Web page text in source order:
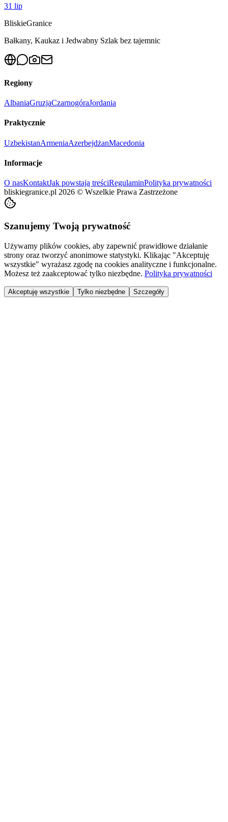
31 lip
BliskieGranice
Bałkany, Kaukaz i Jedwabny Szlak bez tajemnic
Regiony
AlbaniaGruzjaCzarnogóraJordania
Praktycznie
UzbekistanArmeniaAzerbejdżanMacedonia
Informacje
O nasKontaktJak powstają treściRegulaminPolityka prywatności
bliskiegranice.pl 2026 © Wszelkie Prawa Zastrzeżone
Szanujemy Twoją prywatność
Używamy plików cookies, aby zapewnić prawidłowe działanie
strony oraz tworzyć anonimowe statystyki. Klikając "Akceptuję
wszystkie" wyrażasz zgodę na cookies analityczne i funkcjonalne.
Możesz też zaakceptować tylko niezbędne. Polityka prywatności
Akceptuję wszystkie Tylko niezbędne Szczegóły